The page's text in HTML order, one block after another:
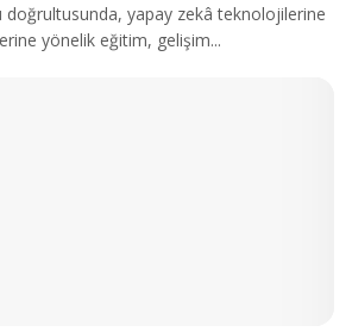
doğrultusunda, yapay zekâ teknolojilerine
yönelik eğitim, gelişim...